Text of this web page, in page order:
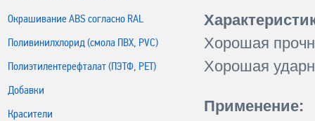
Окрашивание ABS согласно RAL
Поливинилхлорид (смола ПВХ, PVC)
Полиэтилентерефталат (ПЭТФ, PET)
Добавки
Красители
Хорошая
Хорошая
Применение: